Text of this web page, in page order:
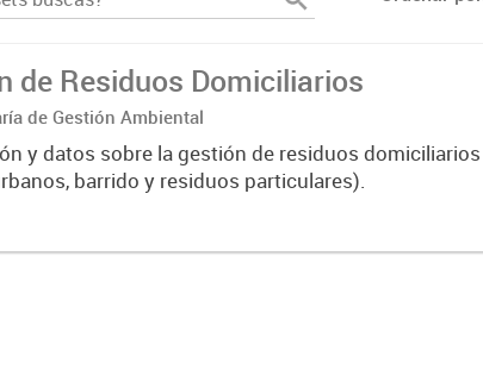
de Residuos Domiciliarios
de Gestión Ambiental
y datos sobre la gestión de residuos domiciliarios
barrido y residuos particulares).